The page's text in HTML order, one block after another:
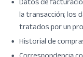
Datos de
la transacción; los
tratados por un
Historial de
Correspondencia